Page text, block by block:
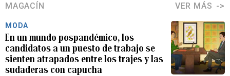
MAGACÍN VER MÁS
MODA
En un mundo pospandémico, los
candidatos a un puesto de trabajo se
sienten atrapados entre los trajes y las
sudaderas con capucha